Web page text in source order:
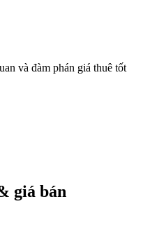
và đàm phán giá thuê tốt
giá bán